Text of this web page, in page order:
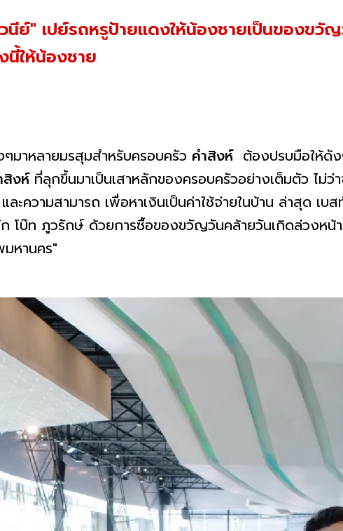
ย์" เปย์รถหรูป้ายแดงให้น้องชายเป็นของขวั
นี้ให้น้องชาย
มาหลายมรสุมสำหรับครอบครัว คำสิงห์ ต้องปรบมือให้
สิงห์ที่ลุกขึ้นมาเป็นเสาหลักของครอบครัวอย่างเต็มตัว ไม่ว่
ะความสามารถ เพื่อหาเงินเป็นค่าใช้จ่ายในบ้าน ล่าสุด เ
โบ๊ท ภูวรักษ์ ด้วยการซื้อของขวัญวันคล้ายวันเกิดล่วงหน้า
หานคร"